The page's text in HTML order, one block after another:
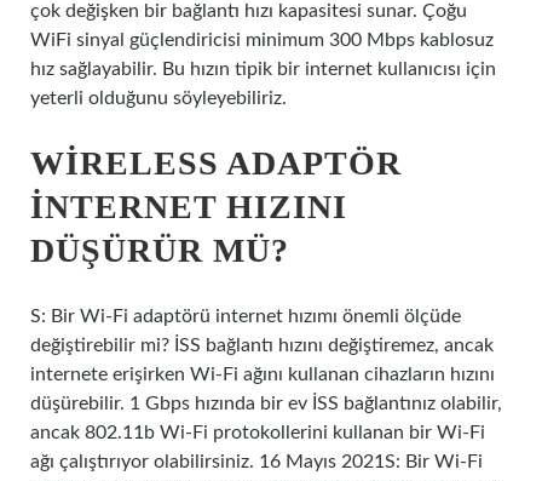
çok değişken bir bağlantı hızı kapasitesi sunar. Çoğu
WiFi sinyal güçlendiricisi minimum 300 Mbps kablosuz
hız sağlayabilir. Bu hızın tipik bir internet kullanıcısı için
yeterli olduğunu söyleyebiliriz.
WIRELESS ADAPTÖR
INTERNET HIZINI
DÜŞÜRÜR MÜ?
S: Bir Wi-Fi adaptörü internet hızımı önemli ölçüde
değiştirebilir mi? İSS bağlantı hızını değiştiremez, ancak
internete erişirken Wi-Fi ağını kullanan cihazların hızını
düşürebilir. 1 Gbps hızında bir ev İSS bağlantınız olabilir,
ancak 802.11b Wi-Fi protokollerini kullanan bir Wi-Fi
ağı çalıştırıyor olabilirsiniz. 16 Mayıs 2021S: Bir Wi-Fi